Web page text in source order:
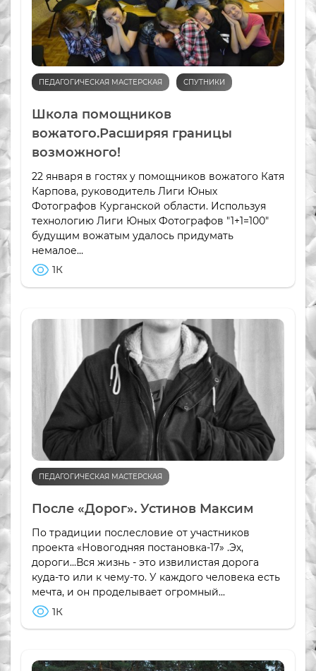
ПЕДАГОГИЧЕСКАЯ МАСТЕРСКАЯ СПУТНИКИ
Школа помощников
вожатого.Расширяя границы
возможного!
22 января в гостях у помощников вожатого Катя
Карпова, руководитель Лиги Юных
Фотографов Курганской области. Используя
технологию Лиги Юных Фотографов "1+1=100"
будущим вожатым удалось придумать
немалое...
1К
ПЕДАГОГИЧЕСКАЯ МАСТЕРСКАЯ
После «Дорог». Устинов Максим
По традиции послесловие от участников
проекта «Новогодняя постановка-17» .Эх,
дороги...Вся жизнь - это извилистая дорога
куда-то или к чему-то. У каждого человека есть
мечта, и он проделывает огромный...
1К